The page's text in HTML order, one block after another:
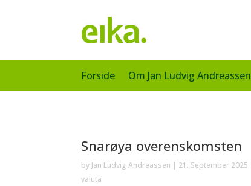
Forside Om Jan Ludvig Andreassen
Snarøya overenskomsten
by Jan Ludvig Andreassen | 21. September 2025
valuta